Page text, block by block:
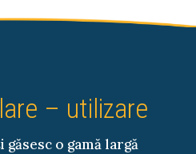
– utilizare
o gamă largă